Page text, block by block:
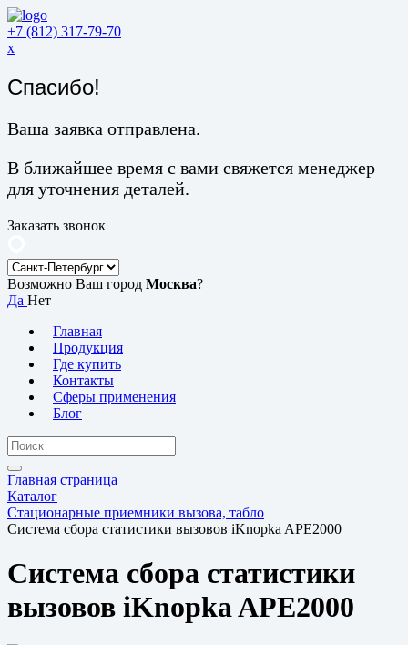
+7 (812) 317-79-70
x
Спасибо!
Ваша заявка отправлена.
В ближайшее время с вами свяжется менеджер
для уточнения деталей.
Заказать звонок
Возможно Ваш город Москва?
Да Нет
Главная
Продукция
Где купить
Контакты
Сферы применения
Блог
Главная страница
Каталог
Стационарные приемники вызова, табло
Система сбора статистики вызовов iKnopka APE2000
Система сбора статистики
вызовов iKnopka APE2000